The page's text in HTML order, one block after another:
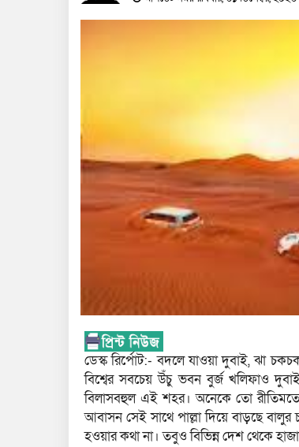
ডেস্ক রির্পোট:- বদলে যাওয়া দুবাই, ঝা
বিশ্বের সবচেয় উঁচু ভবন বুর্জ খলিফাও
বিলাসবহুল এই শহর। অনেকে তো
আবাসন সেই সাথে পাল্লা দিয়ে বাড়ছে
হওয়ার কথা না। তবুও বিভিন্ন দেশ থেকে